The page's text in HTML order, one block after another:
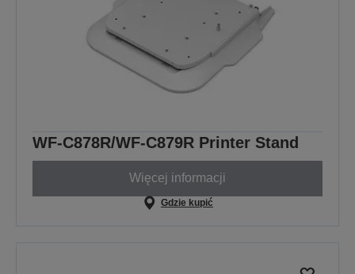
WF-C878R/WF-C879R Printer Stand
Więcej informacji
Gdzie kupić